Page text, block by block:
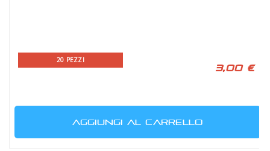
20 PEZZI
3,00 €
AGGIUNGI AL CARRELLO